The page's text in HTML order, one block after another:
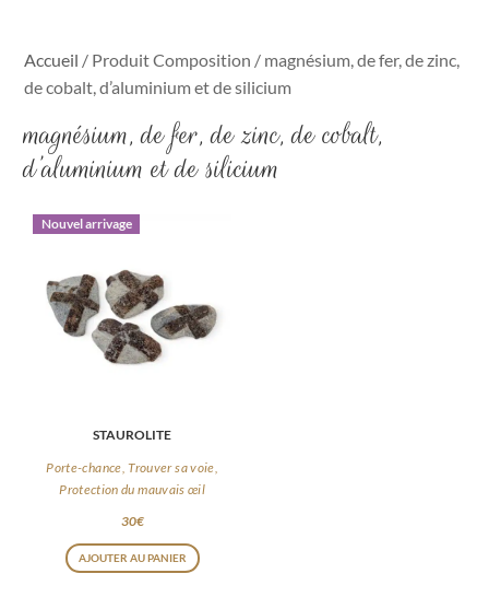
Accueil / Produit Composition / magnésium, de fer, de zinc,
de cobalt, d’aluminium et de silicium
magnésium, de fer, de zinc, de cobalt,
d’aluminium et de silicium
Nouvel arrivage
STAUROLITE
Porte-chance, Trouver sa voie,
Protection du mauvais œil
30€
AJOUTER AU PANIER